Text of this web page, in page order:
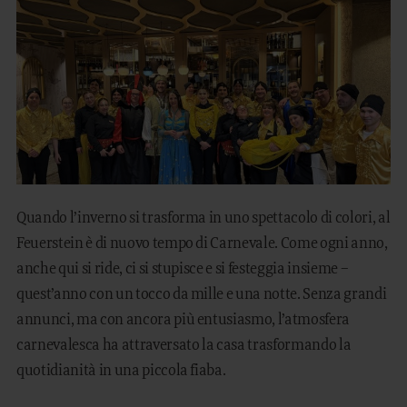
SOGGIORNARE
FAMILY TIME
MOUNTAIN SPA
ARTE CULINARIA
MANEGGIO
OUTDOOR
DE EN
Quando l’inverno si trasforma in uno spettacolo di colori, al
Feuerstein è di nuovo tempo di Carnevale. Come ogni anno,
anche qui si ride, ci si stupisce e si festeggia insieme –
quest’anno con un tocco da mille e una notte. Senza grandi
annunci, ma con ancora più entusiasmo, l’atmosfera
carnevalesca ha attraversato la casa trasformando la
quotidianità in una piccola fiaba.